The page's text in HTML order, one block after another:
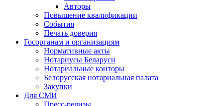
Авторы
Повышение квалификации
События
Печать доверия
Госорганам и организациям
Нормативные акты
Нотариусы Беларуси
Нотариальные конторы
Белорусская нотариальная палата
Закупки
Для СМИ